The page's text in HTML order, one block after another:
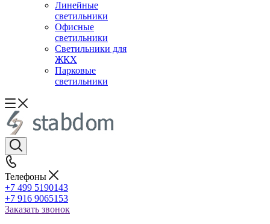
Линейные
светильники
Офисные
светильники
Светильники для
ЖКХ
Парковые
светильники
Телефоны
+7 499 5190143
+7 916 9065153
Заказать звонок